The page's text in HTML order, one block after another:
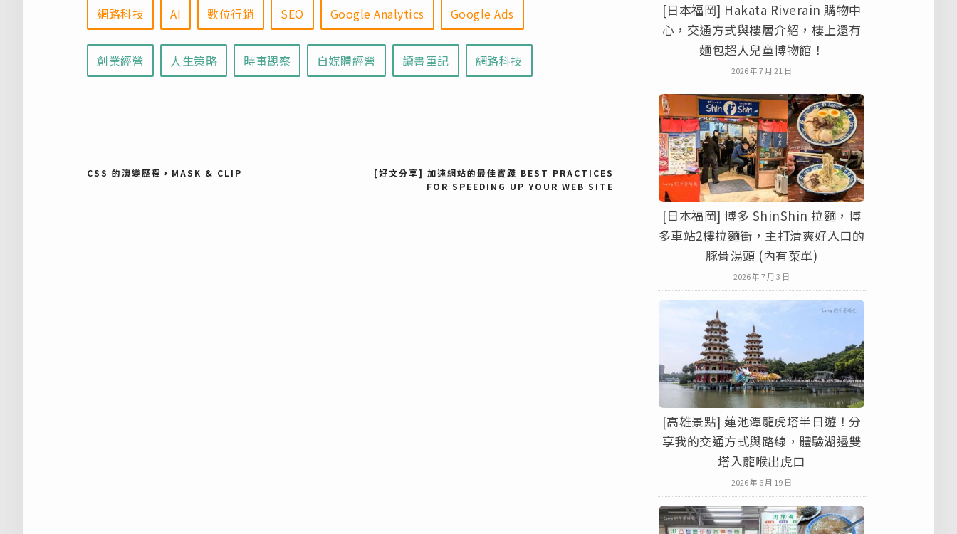
網路科技 AI 數位行銷 SEO Google Analytics Google Ads
創業經營 人生策略 時事觀察 自媒體經營 讀書筆記 網路科技
文
[好文分享] 加速網站的最佳實踐 BEST PRACTICES
FOR SPEEDING UP YOUR WEB SITE
CSS 的演變歷程，MASK & CLIP
[日本福岡] Hakata Riverain 購物中
心，交通方式與樓層介紹，樓上還有
麵包超人兒童博物館！
2026 年 7 月 21 日
[日本福岡] 博多 ShinShin 拉麵，博
多車站2樓拉麵街，主打清爽好入口的
豚骨湯頭 (內有菜單)
2026 年 7 月 3 日
[高雄景點] 蓮池潭龍虎塔半日遊！分
享我的交通方式與路線，體驗湖邊雙
塔入龍喉出虎口
2026 年 6 月 19 日